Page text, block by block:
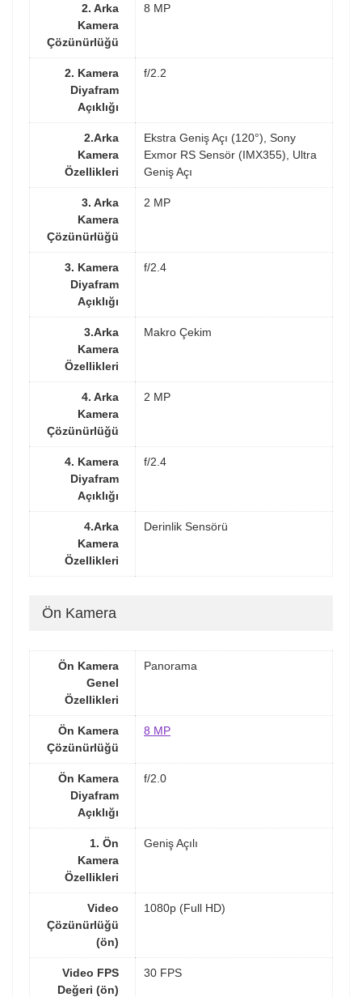
2. Arka
Kamera
Çözünürlüğü
8 MP
2. Kamera
Diyafram
Açıklığı
f/2.2
2.Arka
Kamera
Özellikleri
Ekstra Geniş Açı (120°), Sony
Exmor RS Sensör (IMX355), Ultra
Geniş Açı
3. Arka
Kamera
Çözünürlüğü
2 MP
3. Kamera
Diyafram
Açıklığı
f/2.4
3.Arka
Kamera
Özellikleri
Makro Çekim
4. Arka
Kamera
Çözünürlüğü
2 MP
4. Kamera
Diyafram
Açıklığı
f/2.4
4.Arka
Kamera
Özellikleri
Derinlik Sensörü
Ön Kamera
Ön Kamera
Genel
Özellikleri
Panorama
Ön Kamera
Çözünürlüğü
8 MP
Ön Kamera
Diyafram
Açıklığı
f/2.0
1. Ön
Kamera
Özellikleri
Geniş Açılı
Video
Çözünürlüğü
(ön)
1080p (Full HD)
Video FPS
Değeri (ön)
30 FPS